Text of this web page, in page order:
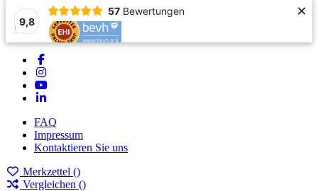
9,8
57 Bewertungen ×
FAQ
Impressum
Kontaktieren Sie uns
Merkzettel ()
Vergleichen ()